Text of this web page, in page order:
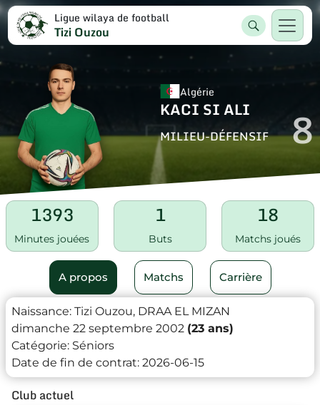
Ligue wilaya de football
Tizi Ouzou
Algérie
KACI SI ALI
MILIEU-DÉFENSIF 8
1393
Minutes jouées
1
Buts
18
Matchs joués
A propos Matchs Carrière
Naissance: Tizi Ouzou, DRAA EL MIZAN
dimanche 22 septembre 2002 (23 ans)
Catégorie: Séniors
Date de fin de contrat: 2026-06-15
Club actuel